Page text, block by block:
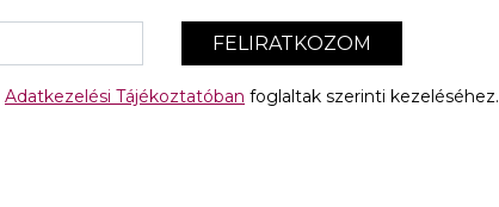
FELIRATKOZOM
Adatkezelési Tájékoztatóban foglaltak szerinti kezeléséhez.